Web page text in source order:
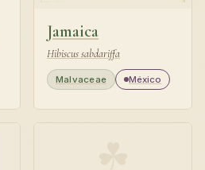
Jamaica
Hibiscus sabdariffa
Malvaceae México